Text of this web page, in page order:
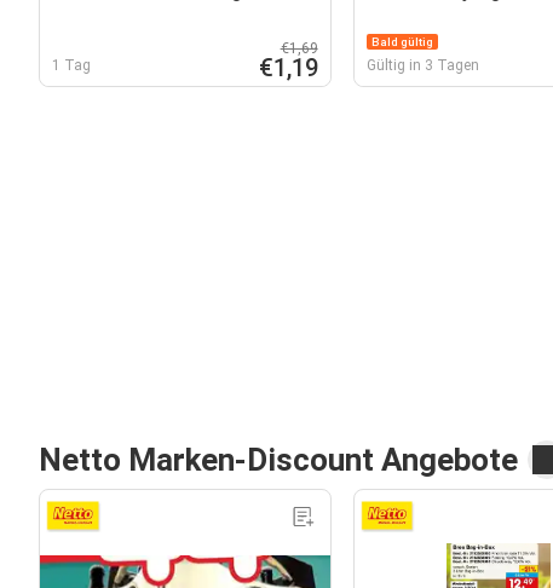
1 Tag
€1,69
€1,19
Bald gültig
Gültig in 3 Tagen
Netto Marken-Discount Angebote